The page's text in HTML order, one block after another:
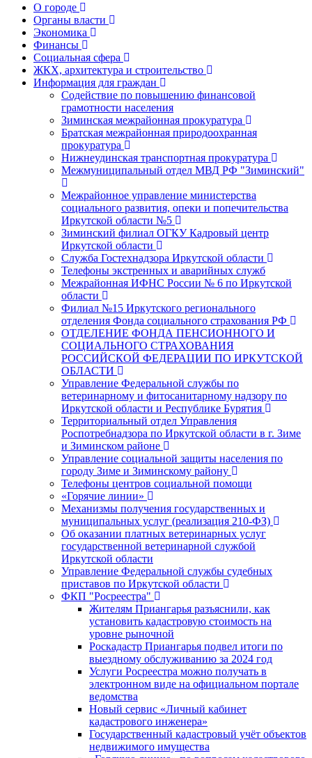
О городе
Органы власти
Экономика
Финансы
Социальная сфера
ЖКХ, архитектура и строительство
Информация для граждан
Содействие по повышению финансовой
грамотности населения
Зиминская межрайонная прокуратура
Братская межрайонная природоохранная
прокуратура
Нижнеудинская транспортная прокуратура
Межмуниципальный отдел МВД РФ "Зиминский"
Межрайонное управление министерства
социального развития, опеки и попечительства
Иркутской области №5
Зиминский филиал ОГКУ Кадровый центр
Иркутской области
Служба Гостехнадзора Иркутской области
Телефоны экстренных и аварийных служб
Межрайонная ИФНС России № 6 по Иркутской
области
Филиал №15 Иркутского регионального
отделения Фонда социального страхования РФ
ОТДЕЛЕНИЕ ФОНДА ПЕНСИОННОГО И
СОЦИАЛЬНОГО СТРАХОВАНИЯ
РОССИЙСКОЙ ФЕДЕРАЦИИ ПО ИРКУТСКОЙ
ОБЛАСТИ
Управление Федеральной службы по
ветеринарному и фитосанитарному надзору по
Иркутской области и Республике Бурятия
Территориальный отдел Управления
Роспотребнадзора по Иркутской области в г. Зиме
и Зиминском районе
Управление социальной защиты населения по
городу Зиме и Зиминскому району
Телефоны центров социальной помощи
«Горячие линии»
Механизмы получения государственных и
муниципальных услуг (реализация 210-ФЗ)
Об оказании платных ветеринарных услуг
государственной ветеринарной службой
Иркутской области
Управление Федеральной службы судебных
приставов по Иркутской области
ФКП "Росреестра"
Жителям Приангарья разъяснили, как
установить кадастровую стоимость на
уровне рыночной
Роскадастр Приангарья подвел итоги по
выездному обслуживанию за 2024 год
Услуги Росреестра можно получать в
электронном виде на официальном портале
ведомства
Новый сервис «Личный кабинет
кадастрового инженера»
Государственный кадастровый учёт объектов
недвижимого имущества